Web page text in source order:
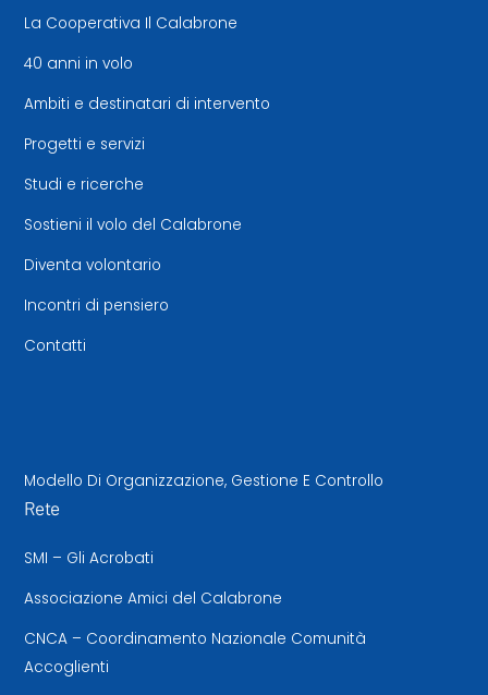
La Cooperativa Il Calabrone
40 anni in volo
Ambiti e destinatari di intervento
Progetti e servizi
Studi e ricerche
Sostieni il volo del Calabrone
Diventa volontario
Incontri di pensiero
Contatti
Modello Di Organizzazione, Gestione E Controllo
Rete
SMI – Gli Acrobati
Associazione Amici del Calabrone
CNCA – Coordinamento Nazionale Comunità
Accoglienti